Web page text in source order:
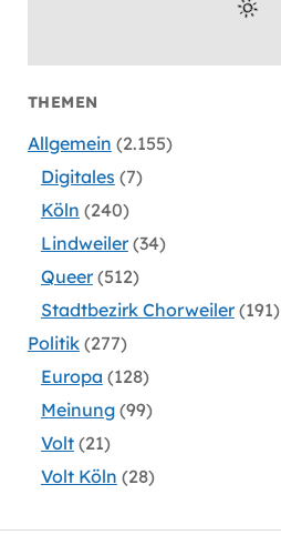
THEMEN
Allgemein (2.155)
Digitales (7)
Köln (240)
Lindweiler(34)
Queer(512)
Stadtbezirk Chorweiler(191)
Politik(277)
Europa (128)
Meinung(99)
Volt(21)
Volt Köln (28)